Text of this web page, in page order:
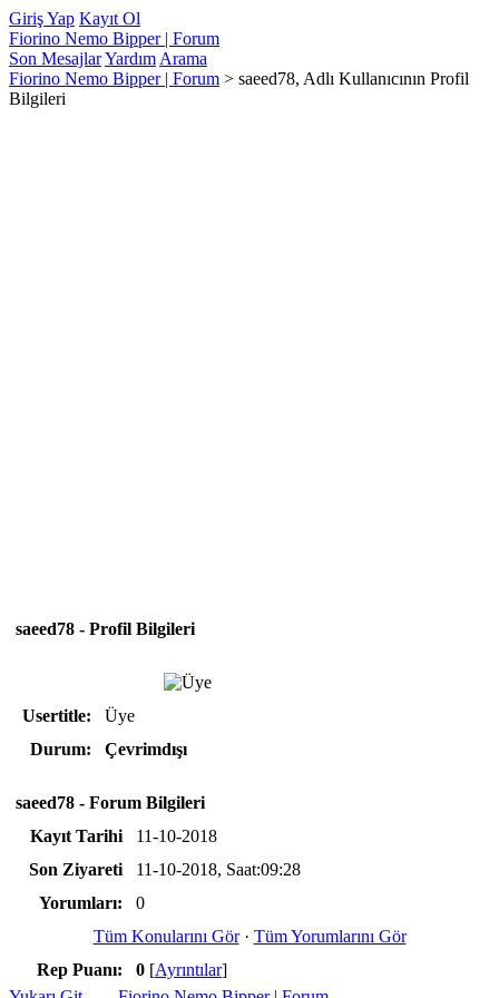
Giriş Yap Kayıt Ol
Fiorino Nemo Bipper | Forum
Son MesajlarYardım Arama
Fiorino Nemo Bipper | Forum > saeed78, Adlı Kullanıcının Profil
Bilgileri
saeed78 - Profil Bilgileri
Usertitle:
Üye
Durum:
Çevrimdışı
saeed78 - Forum Bilgileri
Kayıt Tarihi
11-10-2018
Son Ziyareti
11-10-2018, Saat:09:28
Yorumları:
0
Tüm Konularını Gör· Tüm Yorumlarını Gör
Rep Puanı:
0 [Ayrıntılar]